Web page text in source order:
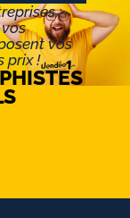
:
vos
prix !